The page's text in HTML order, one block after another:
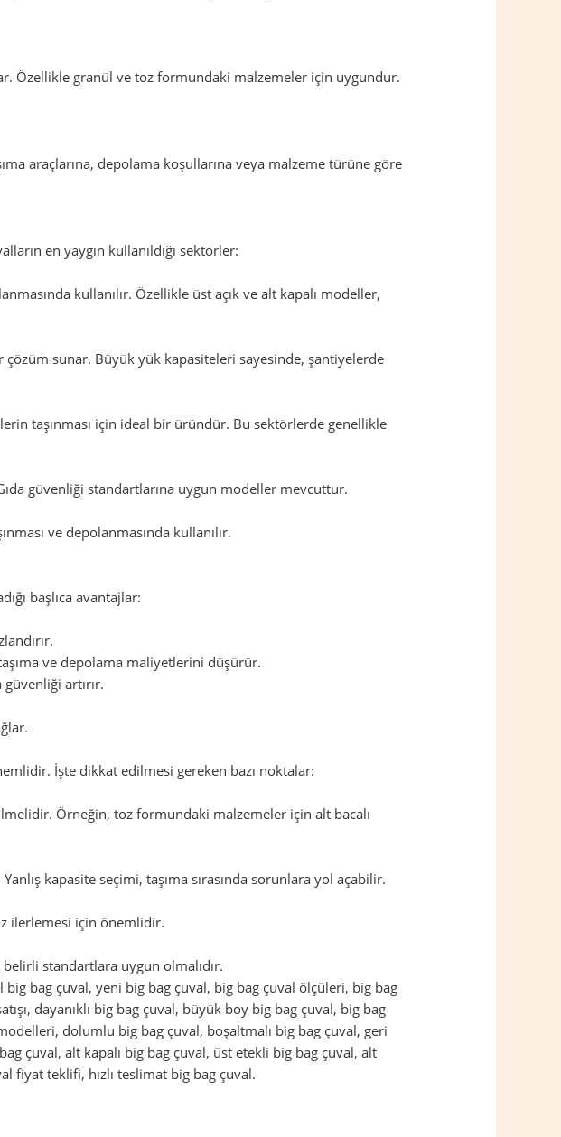
Özellikle granül ve toz formundaki malzemeler için uygundur.
araçlarına, depolama koşullarına veya malzeme türüne göre
en yaygın kullanıldığı sektörler:
kullanılır. Özellikle üst açık ve alt kapalı modeller,
sunar. Büyük yük kapasiteleri sayesinde, şantiyelerde
taşınması için ideal bir üründür. Bu sektörlerde genellikle
güvenliği standartlarına uygun modeller mevcuttur.
ve depolanmasında kullanılır.
başlıca avantajlar:
ve depolama maliyetlerini düşürür.
artırır.
İşte dikkat edilmesi gereken bazı noktalar:
Örneğin, toz formundaki malzemeler için alt bacalı
kapasite seçimi, taşıma sırasında sorunlara yol açabilir.
ilerlemesi için önemlidir.
standartlara uygun olmalıdır.
bag çuval, yeni big bag çuval, big bag çuval ölçüleri, big bag
dayanıklı big bag çuval, büyük boy big bag çuval, big bag
dolumlu big bag çuval, boşaltmalı big bag çuval, geri
çuval, alt kapalı big bag çuval, üst etekli big bag çuval, alt
fiyat teklifi, hızlı teslimat big bag çuval.